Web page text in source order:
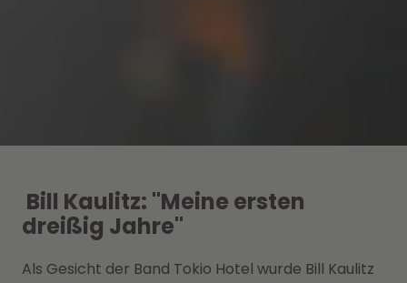
Bill Kaulitz: "Meine ersten
dreißig Jahre"
Als Gesicht der Band Tokio Hotel wurde Bill Kaulitz